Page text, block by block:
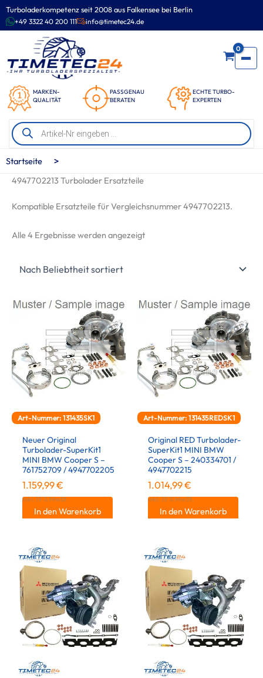
Turboladerkompetenz seit 2008 aus Falkensee bei Berlin
+49 3322 40 200 111 info@timetec24.de
MARKEN-
QUALITÄT
PASSGENAU
BERATEN
ECHTE TURBO-
EXPERTEN
0
Products
search
Zum
Inhalt
springen
Startseite >
4947702213 Turbolader Ersatzteile
Kompatible Ersatzteile für Vergleichsnummer 4947702213.
Alle 4 Ergebnisse werden angezeigtNach
Art-Nummer: 131435SK1
Neuer Original
Turbolader-SuperKit1
MINI BMW Cooper S –
761752709 / 4947702205
1.159,99€
inkl. 19 % MwSt.
In den Warenkorb
Art-Nummer: 131435REDSK1
Original RED Turbolader-
SuperKit1 MINI BMW
Cooper S – 240334701 /
4947702215
1.014,99€
inkl. 19 % MwSt.
In den Warenkorb